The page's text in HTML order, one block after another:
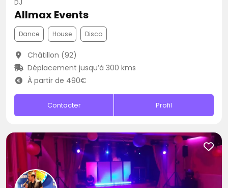
DJ
Allmax Events
Dance House Disco
Châtillon (92)
Déplacement jusqu’à 300 kms
À partir de 490€
Contacter Profil